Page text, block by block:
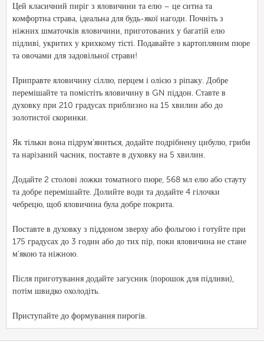
Цей класичний пиріг з яловичини та елю – це ситна та
комфортна страва, ідеальна для будь-якої нагоди. Почніть з
ніжних шматочків яловичини, приготованих у багатій елю
підливі, укритих у крихкому тісті. Подавайте з картопляним пюре
та овочами для задовільної страви!
Приправте яловичину сіллю, перцем і олією з ріпаку. Добре
перемішайте та помістіть яловичину в GN піддон. Ставте в
духовку при 210 градусах приблизно на 15 хвилин або до
золотистої скоринки.
Як тільки вона підрум’яниться, додайте подрібнену цибулю, гриби
та нарізаний часник, поставте в духовку на 5 хвилин.
Додайте 2 столові ложки томатного пюре, 568 мл елю або стауту
та добре перемішайте. Долийте води та додайте 4 гілочки
чебрецю, щоб яловичина була добре покрита.
Поставте в духовку з піддоном зверху або фольгою і готуйте при
175 градусах до 3 годин або до тих пір, поки яловичина не стане
м’якою та ніжною.
Після приготування додайте загусник (порошок для підливи),
потім швидко охолодіть.
Приступайте до формування пирогів.